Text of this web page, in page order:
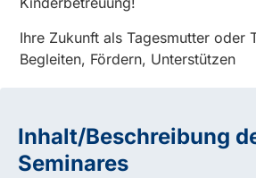
Ihre Zukunft als Tagesmutter oder
Begleiten, Fördern, Unterstützen
Inhalt/Beschreibung
Seminares